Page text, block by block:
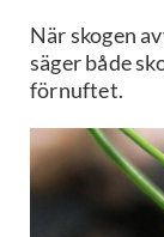
När skogen
säger både
förnuftet.